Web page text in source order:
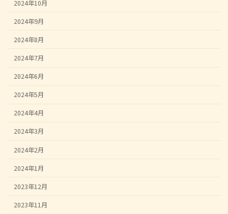
2024年10月
2024年9月
2024年8月
2024年7月
2024年6月
2024年5月
2024年4月
2024年3月
2024年2月
2024年1月
2023年12月
2023年11月